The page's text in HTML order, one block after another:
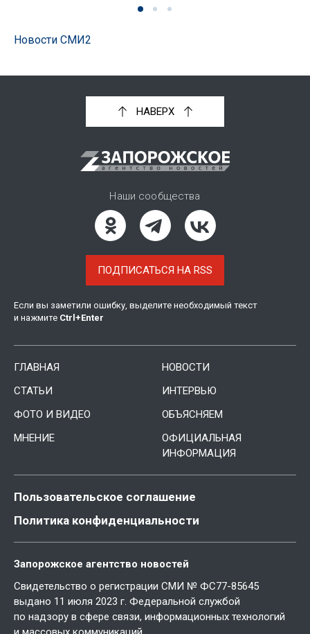
Новости СМИ2
НАВЕРХ
Наши сообщества
ПОДПИСАТЬСЯ НА RSS
Если вы заметили ошибку, выделите необходимый текст
и нажмите Ctrl +Enter
ГЛАВНАЯ
НОВОСТИ
СТАТЬИ
ИНТЕРВЬЮ
ФОТО И ВИДЕО
ОБЪЯСНЯЕМ
МНЕНИЕ
ОФИЦИАЛЬНАЯ
ИНФОРМАЦИЯ
Пользовательское соглашение
Политика конфиденциальности
Запорожское агентство новостей
Свидетельство о регистрации СМИ № ФС77-85645
выдано 11 июля 2023 г. Федеральной службой
по надзору в сфере связи, информационных технологий